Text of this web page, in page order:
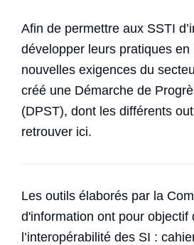
Afin de permettre aux SSTI
développer leurs pratiques
nouvelles exigences du
créé une Démarche de
(DPST), dont les différents
retrouver ici.
Les outils élaborés par la
d'information ont pour objectif
l’interopérabilité des SI :